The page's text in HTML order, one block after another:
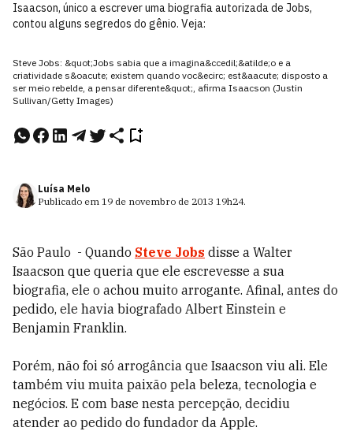
Isaacson, único a escrever uma biografia autorizada de Jobs,
contou alguns segredos do gênio. Veja:
Steve Jobs: &quot;Jobs sabia que a imagina&ccedil;&atilde;o e a
criatividade s&oacute; existem quando voc&ecirc; est&aacute; disposto a
ser meio rebelde, a pensar diferente&quot;, afirma Isaacson (Justin
Sullivan/Getty Images)
Luísa Melo
Publicado em 19 de novembro de 2013 19h24.
São Paulo - Quando Steve Jobs disse a Walter
Isaacson que queria que ele escrevesse a sua
biografia, ele o achou muito arrogante. Afinal, antes do
pedido, ele havia biografado Albert Einstein e
Benjamin Franklin.
Porém, não foi só arrogância que Isaacson viu ali. Ele
também viu muita paixão pela beleza, tecnologia e
negócios. E com base nesta percepção, decidiu
atender ao pedido do fundador da Apple.